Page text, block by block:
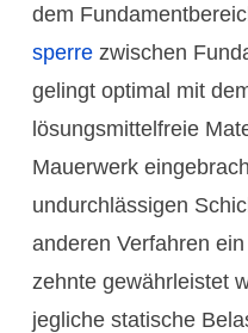
dem
sperrezwischen
gelingt optimal mit
lösungs­mittel­freie
Mauer­werk
undurch­lässigen
anderen Verfahren
zehnte gewähr­leistet
jegliche statische